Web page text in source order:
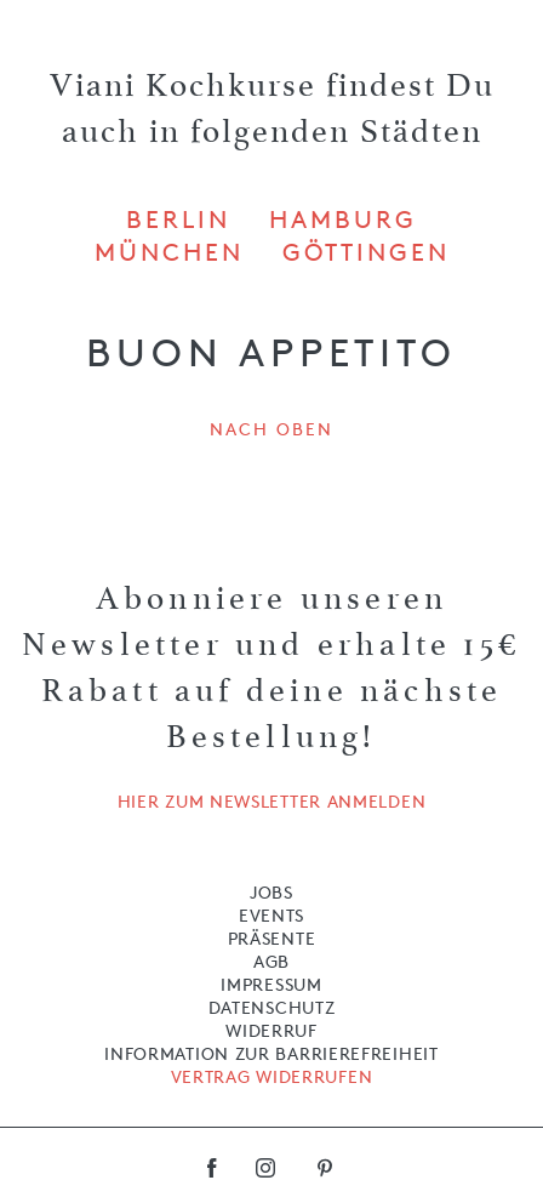
Viani Kochkurse findest Du
auch in folgenden Städten
BERLIN
HAMBURG
MÜNCHEN
GÖTTINGEN
BUON APPETITO
NACH OBEN
Abonniere unseren
Newsletter und erhalte 15€
Rabatt auf deine nächste
Bestellung!
HIER ZUM NEWSLETTER ANMELDEN
JOBS
EVENTS
PRÄSENTE
AGB
IMPRESSUM
DATENSCHUTZ
WIDERRUF
INFORMATION ZUR BARRIEREFREIHEIT
VERTRAG WIDERRUFEN